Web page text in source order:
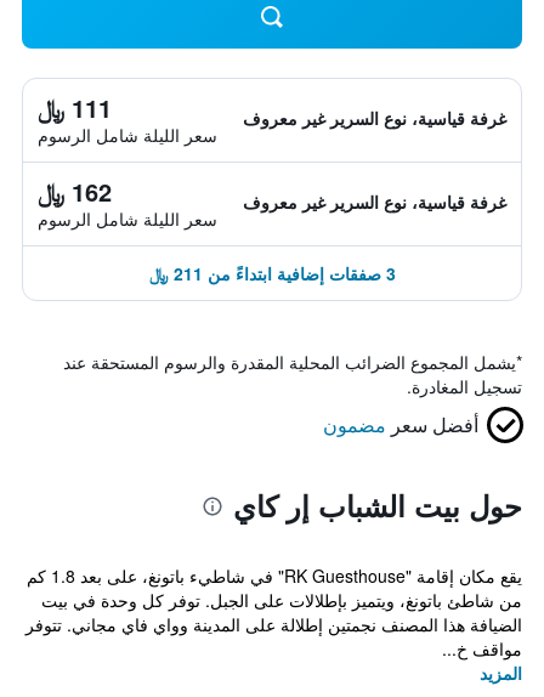
غرفة قياسية، نوع السرير غير معروف 111 ﷼
سعر الليلة شامل الرسوم
غرفة قياسية، نوع السرير غير معروف 162 ﷼
سعر الليلة شامل الرسوم
3 صفقات إضافية ابتداءً من 211 ﷼
*يشمل المجموع الضرائب المحلية المقدرة والرسوم المستحقة عند
تسجيل المغادرة.
أفضل سعر مضمون
حول بيت الشباب إر كاي
يقع مكان إقامة "RK Guesthouse" في شاطيء باتونغ، على بعد 1.8 كم
من شاطئ باتونغ، ويتميز بإطلالات على الجبل. توفر كل وحدة في بيت
الضيافة هذا المصنف نجمتين إطلالة على المدينة وواي فاي مجاني. تتوفر
مواقف خ...
المزيد